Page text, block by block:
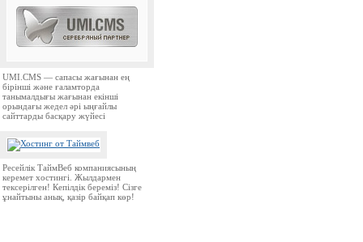
UMI.CMS — сапасы жағынан ең
бірінші және ғаламторда
танымалдығы жағынан екінші
орындағы жедел әрі ыңғайлы
сайттарды басқару жүйесі
Ресейлік ТаймВеб компаниясының
керемет хостингі. Жылдармен
тексерілген! Кепілдік береміз! Сізге
ұнайтыны анық, қазір байқап көр!